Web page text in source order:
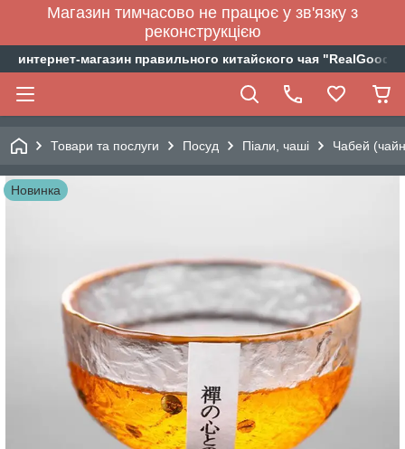
Магазин тимчасово не працює у зв'язку з
реконструкцією
интернет-магазин правильного китайского чая
Товари та послуги Посуд Піали, чаші Чабей
Новинка